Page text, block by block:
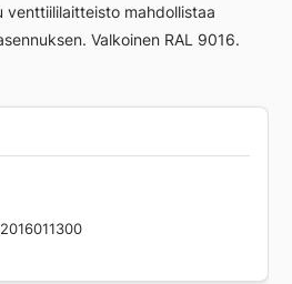
venttiililaitteisto mahdollistaa
Valkoinen RAL 9016.